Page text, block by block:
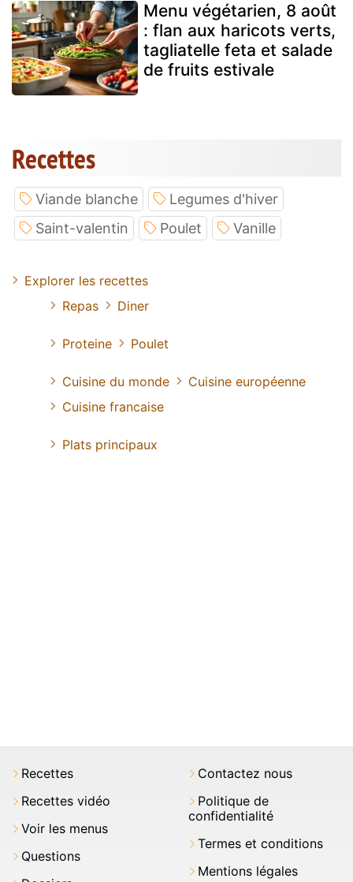
Menu végétarien, 8 août
: flan aux haricots verts,
tagliatelle feta et salade
de fruits estivale
Recettes
Viande blanche
Legumes d'hiver
Saint-valentin
Poulet Vanille
Explorer les recettes
Repas
Diner
Proteine Poulet
Cuisine du monde
Cuisine européenne
Cuisine francaise
Plats principaux
Recettes
Recettes vidéo
Voir les menus
Questions
Contactez nous
Politique de
confidentialité
Termes et conditions
Mentions légales